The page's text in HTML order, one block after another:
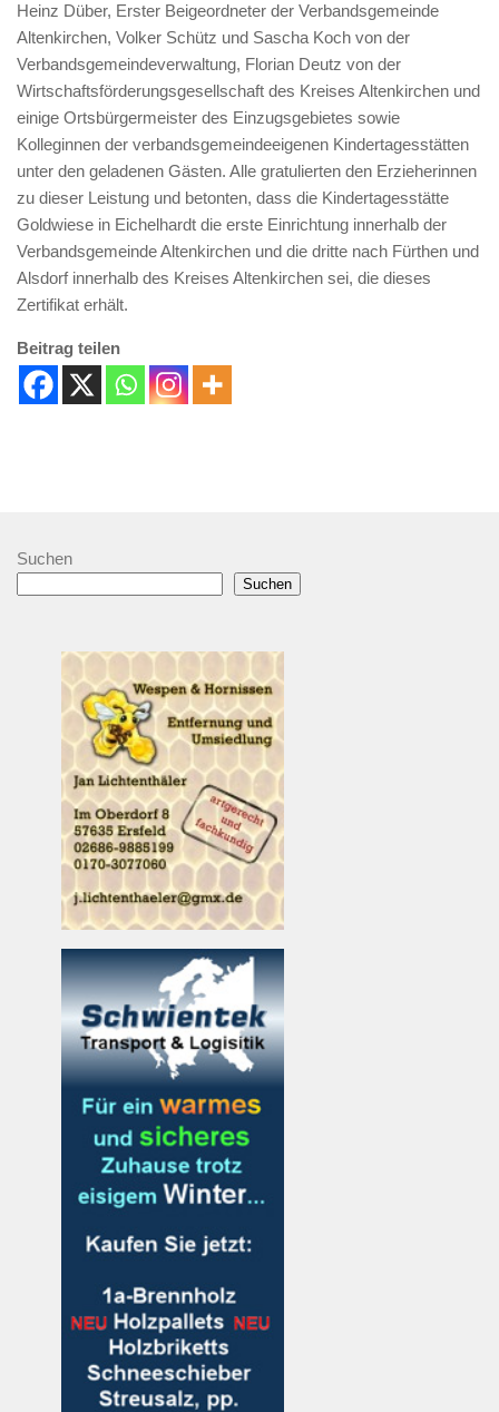
Heinz Düber, Erster Beigeordneter der Verbandsgemeinde
Altenkirchen, Volker Schütz und Sascha Koch von der
Verbandsgemeindeverwaltung, Florian Deutz von der
Wirtschaftsförderungsgesellschaft des Kreises Altenkirchen und
einige Ortsbürgermeister des Einzugsgebietes sowie
Kolleginnen der verbandsgemeindeeigenen Kindertagesstätten
unter den geladenen Gästen. Alle gratulierten den Erzieherinnen
zu dieser Leistung und betonten, dass die Kindertagesstätte
Goldwiese in Eichelhardt die erste Einrichtung innerhalb der
Verbandsgemeinde Altenkirchen und die dritte nach Fürthen und
Alsdorf innerhalb des Kreises Altenkirchen sei, die dieses
Zertifikat erhält.
Beitrag teilen
Suchen
Suchen